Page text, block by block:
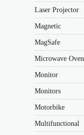
Laser Projector
Magnetic
MagSafe
Microwave Oven
Monitor
Monitors
Motorbike
Multifunctional